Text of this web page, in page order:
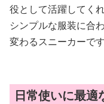
役として活躍してく
シンプルな服装に合
変わるスニーカーです
日常使いに最適